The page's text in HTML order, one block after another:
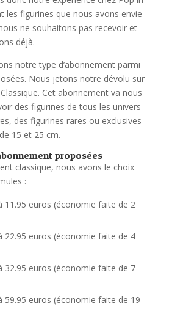
les figurines que nous avons envie
ne souhaitons pas recevoir et
déjà.
notre type d’abonnement parmi
Nous jetons notre dévolu sur
Cet abonnement va nous
des figurines de tous les univers
des figurines rares ou exclusives
15 et 25 cm.
proposées
classique, nous avons le choix
:
11.95 euros (économie faite de 2
22.95 euros (économie faite de 4
32.95 euros (économie faite de 7
59.95 euros (économie faite de 19